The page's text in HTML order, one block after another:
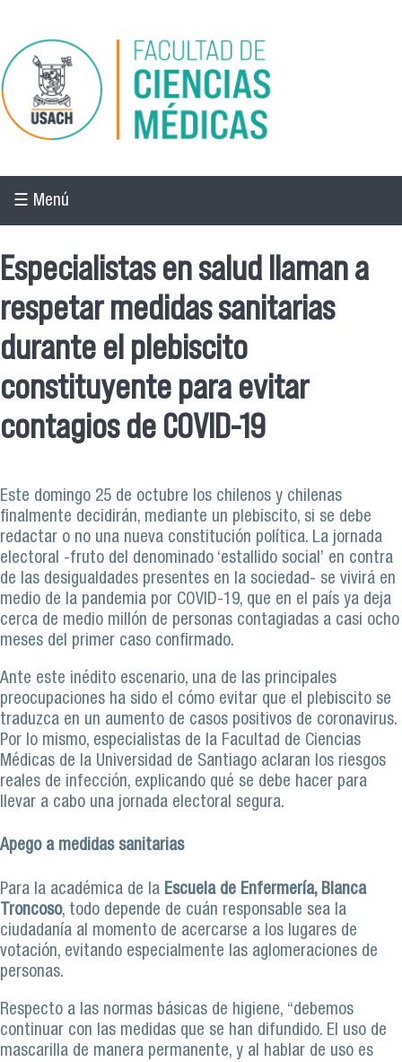
Pasar al contenido principal
☰ Menú
Especialistas en salud llaman a
respetar medidas sanitarias
durante el plebiscito
constituyente para evitar
contagios de COVID-19
Este domingo 25 de octubre los chilenos y chilenas
finalmente decidirán, mediante un plebiscito, si se debe
redactar o no una nueva constitución política. La jornada
electoral -fruto del denominado ‘estallido social’ en contra
de las desigualdades presentes en la sociedad- se vivirá en
medio de la pandemia por COVID-19, que en el país ya deja
cerca de medio millón de personas contagiadas a casi ocho
meses del primer caso confirmado.
Ante este inédito escenario, una de las principales
preocupaciones ha sido el cómo evitar que el plebiscito se
traduzca en un aumento de casos positivos de coronavirus.
Por lo mismo, especialistas de la Facultad de Ciencias
Médicas de la Universidad de Santiago aclaran los riesgos
reales de infección, explicando qué se debe hacer para
llevar a cabo una jornada electoral segura.
Apego a medidas sanitarias
Para la académica de la Escuela de Enfermería, Blanca
Troncoso, todo depende de cuán responsable sea la
ciudadanía al momento de acercarse a los lugares de
votación, evitando especialmente las aglomeraciones de
personas.
Respecto a las normas básicas de higiene, “debemos
continuar con las medidas que se han difundido. El uso de
mascarilla de manera permanente, y al hablar de uso es